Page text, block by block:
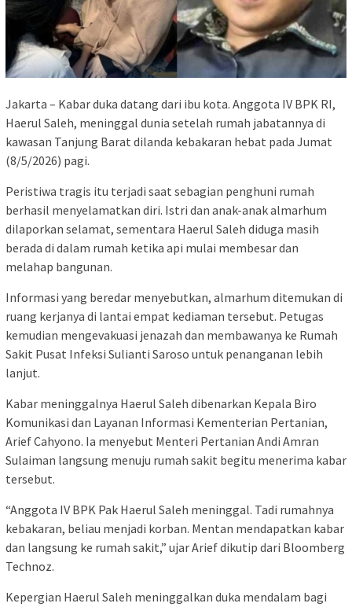
Jakarta – Kabar duka datang dari ibu kota. Anggota IV BPK RI,
Haerul Saleh, meninggal dunia setelah rumah jabatannya di
kawasan Tanjung Barat dilanda kebakaran hebat pada Jumat
(8/5/2026) pagi.
Peristiwa tragis itu terjadi saat sebagian penghuni rumah
berhasil menyelamatkan diri. Istri dan anak-anak almarhum
dilaporkan selamat, sementara Haerul Saleh diduga masih
berada di dalam rumah ketika api mulai membesar dan
melahap bangunan.
Informasi yang beredar menyebutkan, almarhum ditemukan di
ruang kerjanya di lantai empat kediaman tersebut. Petugas
kemudian mengevakuasi jenazah dan membawanya ke Rumah
Sakit Pusat Infeksi Sulianti Saroso untuk penanganan lebih
lanjut.
Kabar meninggalnya Haerul Saleh dibenarkan Kepala Biro
Komunikasi dan Layanan Informasi Kementerian Pertanian,
Arief Cahyono. Ia menyebut Menteri Pertanian Andi Amran
Sulaiman langsung menuju rumah sakit begitu menerima kabar
tersebut.
“Anggota IV BPK Pak Haerul Saleh meninggal. Tadi rumahnya
kebakaran, beliau menjadi korban. Mentan mendapatkan kabar
dan langsung ke rumah sakit,” ujar Arief dikutip dari Bloomberg
Technoz.
Kepergian Haerul Saleh meninggalkan duka mendalam bagi